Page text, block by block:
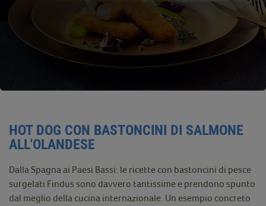
HOT DOG CON BASTONCINI DI SALMONE
ALL'OLANDESE
Dalla Spagna ai Paesi Bassi: le ricette con bastoncini di pesce
surgelati Findus sono davvero tantissime e prendono spunto
dal meglio della cucina internazionale. Un esempio concreto